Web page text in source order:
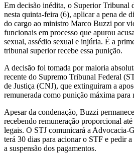
Em decisão inédita, o Superior Tribunal
nesta quinta-feira (6), aplicar a pena de
do cargo ao ministro Marco Buzzi por
funcionais em processo que apurou
sexual, assédio sexual e injúria. É a
tribunal superior recebe essa punição.
A decisão foi tomada por maioria
recente do Supremo Tribunal Federal
de Justiça (CNJ), que extinguiram a
remunerada como punição máxima para
Apesar da condenação, Buzzi
recebendo remuneração proporcional
legais. O STJ comunicará a
terá 30 dias para acionar o STF e pedir
a suspensão dos pagamentos.